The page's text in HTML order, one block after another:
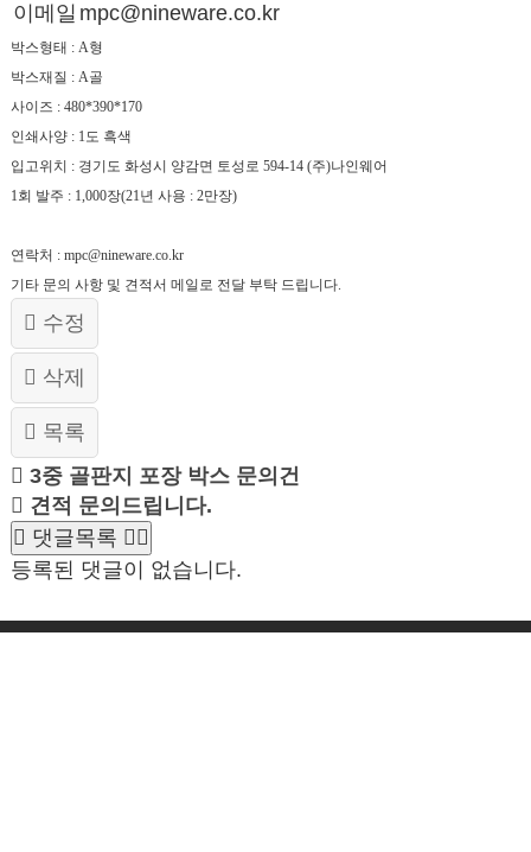
이메일 mpc@nineware.co.kr
박스형태 : A형
박스재질 : A골
사이즈 : 480*390*170
인쇄사양 : 1도 흑색
입고위치 : 경기도 화성시 양감면 토성로 594-14 (주)나인웨어
1회 발주 : 1,000장(21년 사용 : 2만장)
연락처 : mpc@nineware.co.kr
기타 문의 사항 및 견적서 메일로 전달 부탁 드립니다.
수정
삭제
목록
3중 골판지 포장 박스 문의건
견적 문의드립니다.
댓글목록
등록된 댓글이 없습니다.